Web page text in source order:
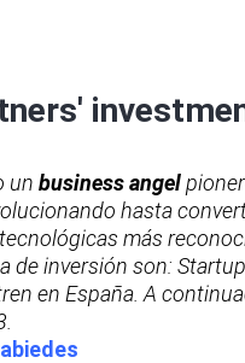
un business angel
hasta
más
de inversión son:
en España. A